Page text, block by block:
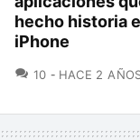
hecho historia
iPhone
10 COMENTARIOS
HACE 2